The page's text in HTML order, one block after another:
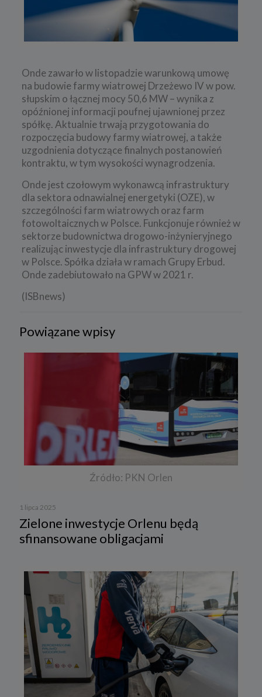
Onde zawarło w listopadzie warunkową umowę
na budowie farmy wiatrowej Drzeżewo IV w pow.
słupskim o łącznej mocy 50,6 MW – wynika z
opóźnionej informacji poufnej ujawnionej przez
spółkę. Aktualnie trwają przygotowania do
rozpoczęcia budowy farmy wiatrowej, a także
uzgodnienia dotyczące finalnych postanowień
kontraktu, w tym wysokości wynagrodzenia.
Onde jest czołowym wykonawcą infrastruktury
dla sektora odnawialnej energetyki (OZE), w
szczególności farm wiatrowych oraz farm
fotowoltaicznych w Polsce. Funkcjonuje również w
sektorze budownictwa drogowo-inżynieryjnego
realizując inwestycje dla infrastruktury drogowej
w Polsce. Spółka działa w ramach Grupy Erbud.
Onde zadebiutowało na GPW w 2021 r.
(ISBnews)
Powiązane wpisy
Źródło: PKN Orlen
1 lipca 2025
Zielone inwestycje Orlenu będą
sfinansowane obligacjami